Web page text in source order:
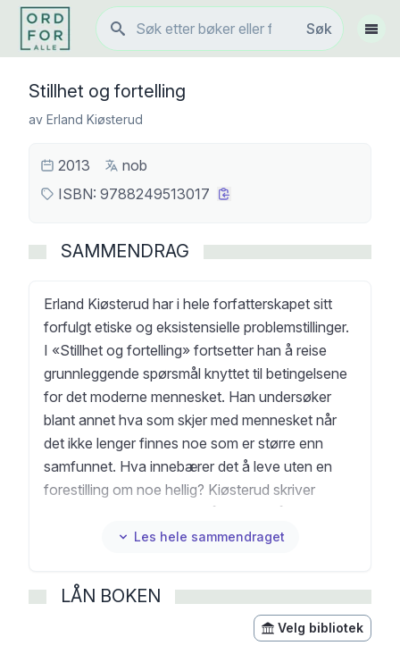
Søk
Søk
Vis
Stillhet og fortelling
av Erland Kiøsterud
2013
nob
ISBN: 9788249513017
SAMMENDRAG
Erland Kiøsterud har i hele forfatterskapet sitt
forfulgt etiske og eksistensielle problemstillinger.
I «Stillhet og fortelling» fortsetter han å reise
grunnleggende spørsmål knyttet til betingelsene
for det moderne mennesket. Han undersøker
blant annet hva som skjer med mennesket når
det ikke lenger finnes noe som er større enn
samfunnet. Hva innebærer det å leve uten en
forestilling om noe hellig? Kiøsterud skriver
både et selvportrett og en poetikk, og skildrer
men som siden også ble en vei inn i skrivingen
og kunsten.
Les hele sammendraget
LÅN BOKEN
Velg bibliotek